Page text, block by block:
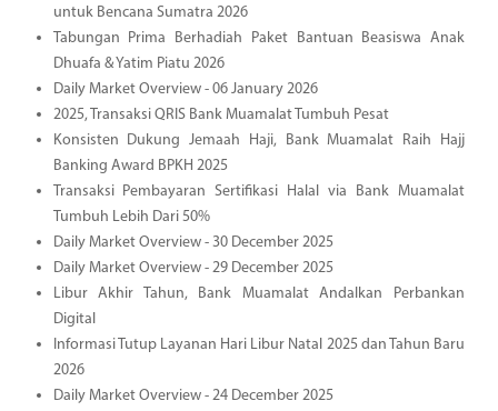
untuk Bencana Sumatra 2026
Tabungan Prima Berhadiah Paket Bantuan Beasiswa Anak
Dhuafa & Yatim Piatu 2026
Daily Market Overview - 06 January 2026
2025, Transaksi QRIS Bank Muamalat Tumbuh Pesat
Konsisten Dukung Jemaah Haji, Bank Muamalat Raih Hajj
Banking Award BPKH 2025
Transaksi Pembayaran Sertifikasi Halal via Bank Muamalat
Tumbuh Lebih Dari 50%
Daily Market Overview - 30 December 2025
Daily Market Overview - 29 December 2025
Libur Akhir Tahun, Bank Muamalat Andalkan Perbankan
Digital
Informasi Tutup Layanan Hari Libur Natal 2025 dan Tahun Baru
2026
Daily Market Overview - 24 December 2025